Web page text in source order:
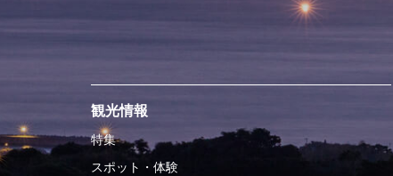
観光情報
特集
スポット・体験